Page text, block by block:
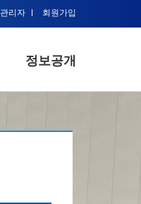
관리자 회원가입
정보공개